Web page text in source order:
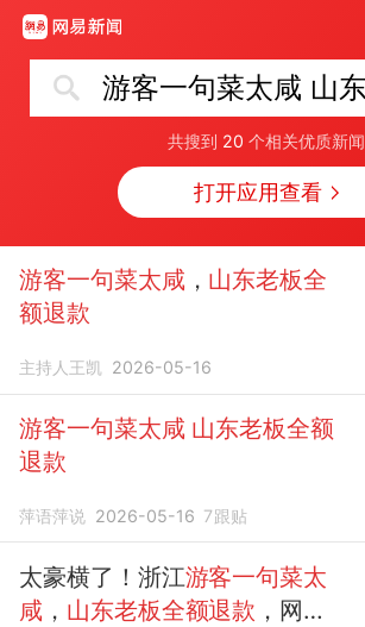
共搜到 20 个相关优质新闻
打开应用查看
游客一句菜太咸 ， 山东老板全
额退款
主持人王凯 2026-05-16
游客一句菜太咸 山东老板全额
退款
萍语萍说 2026-05-16 7跟贴
太豪横了！浙江游客一句菜太
咸 ， 山东老板全额退款 ，网友